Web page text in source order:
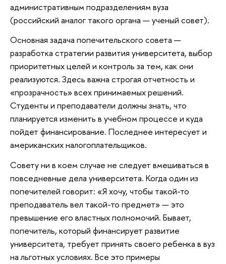
административным подразделениям вуза
(российский аналог такого органа — ученый совет).
Основная задача попечительского совета —
разработка стратегии развития университета, выбор
приоритетных целей и контроль за тем, как они
реализуются. Здесь важна строгая отчетность и
«прозрачность» всех принимаемых решений.
Студенты и преподаватели должны знать, что
планируется изменить в учебном процессе и куда
пойдет финансирование. Последнее интересует и
американских налогоплательщиков.
Совету ни в коем случае не следует вмешиваться в
повседневные дела университета. Когда один из
попечителей говорит: «Я хочу, чтобы такой-то
преподаватель вел такой-то предмет» — это
превышение его властных полномочий. Бывает,
попечитель, который финансирует развитие
университета, требует принять своего ребенка в вуз
на льготных условиях. Все это примеры